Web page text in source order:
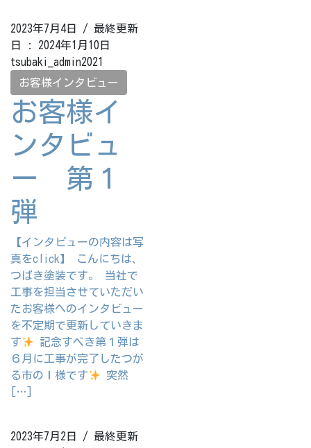
2023年7月4日
/ 最終更新
日 : 2024年1月10日
tsubaki_admin2021
お客様インタビュー
お客様イ
ンタビュ
ー 第１
弾
【インタビューの内容は写
真をclick】 こんにちは、
つばき塗装です。 当社で
工事を担当させていただい
たお客様へのインタビュー
を不定期で更新していきま
す
記念すべき第１弾は
６月に工事が完了したつが
る市のＩ様です
突然
[…]
2023年7月2日
/ 最終更新